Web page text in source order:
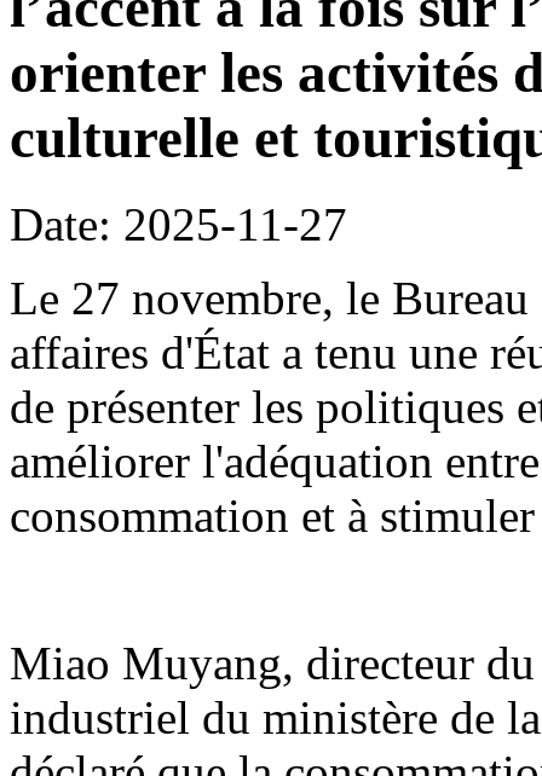
orienter les activités
culturelle et
Date: 2025-11-27
Le 27 novembre, le
affaires d'État a tenu une
de présenter les politiques
améliorer l'adéquation
consommation et à
Miao Muyang, directeur
industriel du ministère de